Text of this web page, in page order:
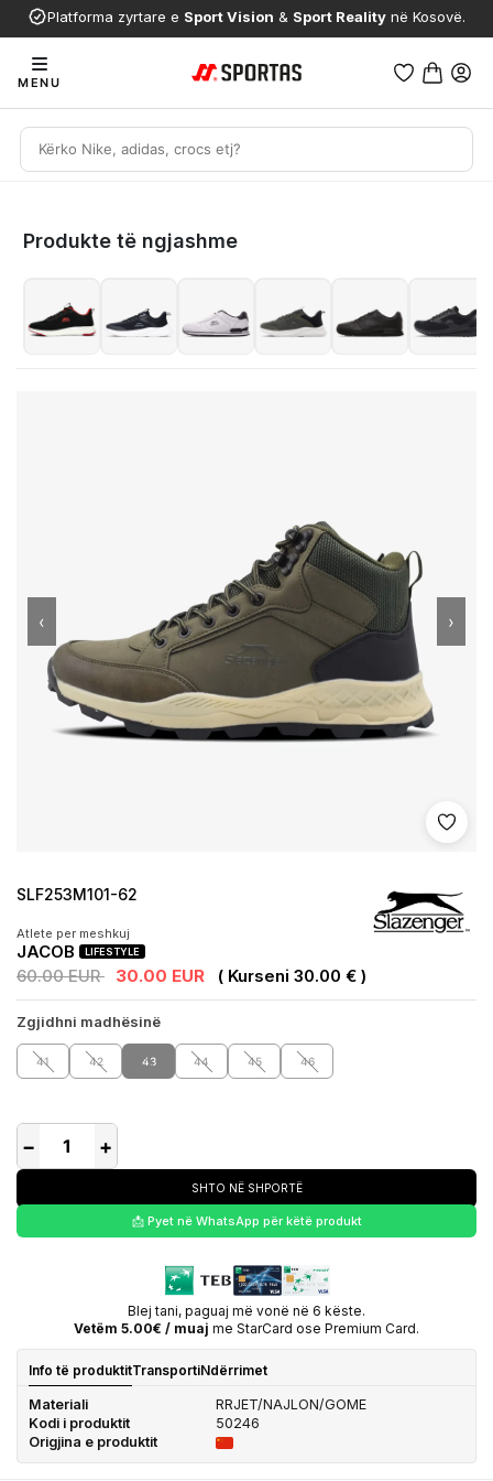
Platforma zyrtare e Sport Vision & Sport Reality në Kosovë.
MENU
Produkte të ngjashme
Shto
‹ ›
SLF253M101-62
Atlete per meshkuj
JACOB LIFESTYLE
60.00 EUR 30.00 EUR ( Kurseni 30.00 € )
Zgjidhni madhësinë
41 42 43 44 45 46
− +
SHTO NË SHPORTË
📩 Pyet në WhatsApp për këtë produkt
Blej tani, paguaj më vonë në 6 këste.
Vetëm 5.00€ / muaj me StarCard ose Premium Card.
Info të produktitTransportiNdërrimet
Materiali
RRJET/NAJLON/GOME
Kodi i produktit
50246
Origjina e produktit